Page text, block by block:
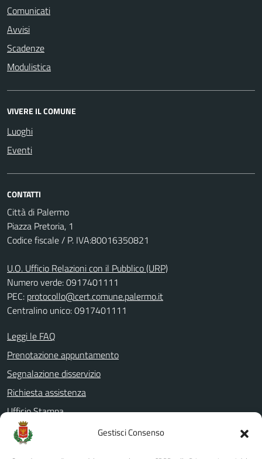
Gestisci Consenso
Comunicati
Avvisi
Scadenze
Modulistica
VIVERE IL COMUNE
Luoghi
Eventi
CONTATTI
Città di Palermo
Piazza Pretoria, 1
Codice fiscale / P. IVA:80016350821
U.O. Ufficio Relazioni con il Pubblico (URP)
Numero verde: 0917401111
PEC: protocollo@cert.comune.palermo.it
Centralino unico: 0917401111
Leggi le FAQ
Prenotazione appuntamento
Segnalazione disservizio
Richiesta assistenza
Ufficio Stampa
Amministrazione Trasparente
Albo pretorio